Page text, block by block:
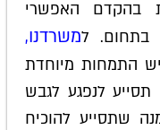
בהקדם האפשרי
בתחום. למשרדנו,
התמחות מיוחדת
תסייע לנפגע לגבש
שתסייע להוכיח